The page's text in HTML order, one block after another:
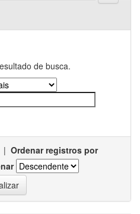
de busca.
| Ordenar registros por